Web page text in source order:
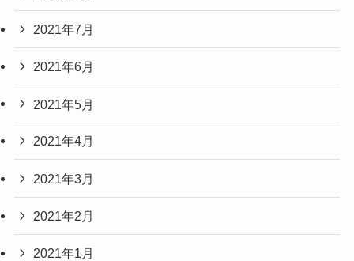
2021年7月
2021年6月
2021年5月
2021年4月
2021年3月
2021年2月
2021年1月